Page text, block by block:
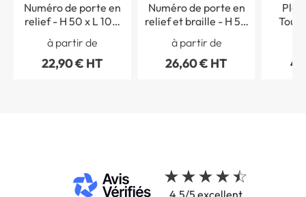
Numéro de porte en
relief - H 50 x L 100
mm - Gamme Touchy
à partir de
22,90 € HT
Numéro de porte en
relief et braille - H 50
x L 100 mm - Gamme
Touchy
à partir de
26,60 € HT
120
4.5/5 excellent